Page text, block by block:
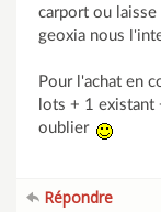
carport ou laisse
geoxia nous
Pour l'achat en
lots + 1 existant
oublier
Répondre